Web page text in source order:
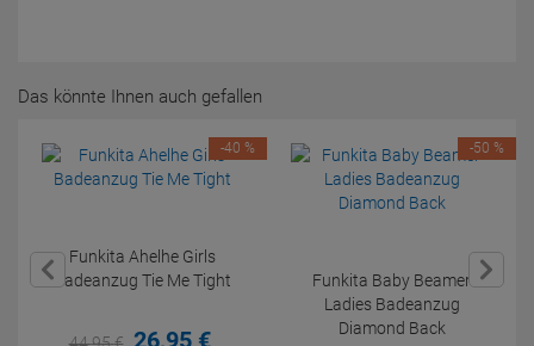
Das könnte Ihnen auch gefallen
Funkita Ahelhe Girls
Badeanzug Tie Me Tight
26,95 €
-40 %
Funkita Baby Beamer
Ladies Badeanzug
Diamond Back
-50 %